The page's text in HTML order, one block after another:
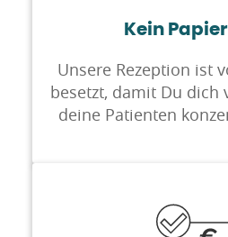
Kein
Unsere Rezeption ist
besetzt, damit Du dich
deine Patienten